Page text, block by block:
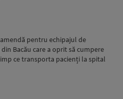
pentru echipajul de
Bacău care a oprit să cumpere
ce transporta pacienți la spital